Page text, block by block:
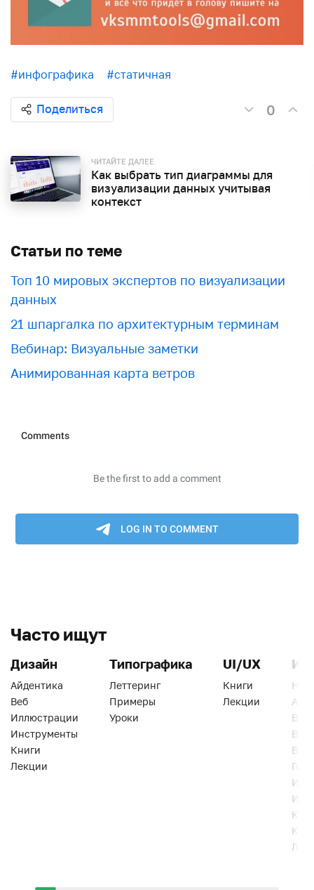
#инфографика #статичная
Поделиться 0
ЧИТАЙТЕ ДАЛЕЕ
Как выбрать тип диаграммы для
визуализации данных учитывая
контекст
Статьи по теме
Топ 10 мировых экспертов по визуализации
данных
21 шпаргалка по архитектурным терминам
Вебинар: Визуальные заметки
Анимированная карта ветров
Часто ищут
Дизайн
Айдентика
Веб
Иллюстрации
Инструменты
Книги
Лекции
Типографика
Леттеринг
Примеры
Уроки
UI/UX
Книги
Лекции
Веб